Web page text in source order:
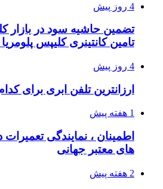
4 روز پیش
تضمین حاشیه سود در بازار
تامین کانتینری کلیپس
4 روز پیش
ارزانترین تلفن ابری برای
1 هفته پیش
اطمینان ، نمایندگی تعمیرات
های معتبر جهانی
2 هفته پیش